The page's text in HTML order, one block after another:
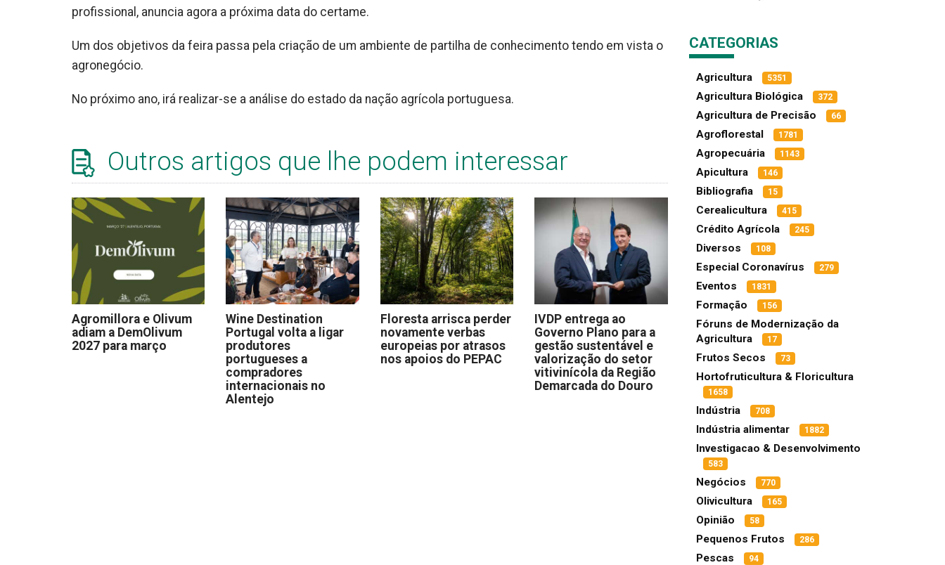
profissional, anuncia agora a próxima data do certame.
Um dos objetivos da feira passa pela criação de um ambiente de partilha de conhecimento tendo em vista o
agronegócio.
No próximo ano, irá realizar-se a análise do estado da nação agrícola portuguesa.
Outros artigos que lhe podem interessar
Agromillora e Olivum
adiam a DemOlivum
2027 para março
Wine Destination
Portugal volta a ligar
produtores
portugueses a
compradores
internacionais no
Alentejo
Floresta arrisca perder
novamente verbas
europeias por atrasos
nos apoios do PEPAC
IVDP entrega ao
Governo Plano para a
gestão sustentável e
valorização do setor
vitivinícola da Região
Demarcada do Douro
CATEGORIAS
Agricultura 5351
Agricultura Biológica 372
Agricultura de Precisão 66
Agroflorestal 1781
Agropecuária 1143
Apicultura 146
Bibliografia 15
Cerealicultura 415
Crédito Agrícola 245
Diversos 108
Especial Coronavírus 279
Eventos 1831
Formação 156
Fóruns de Modernização da
Agricultura
17
Frutos Secos 73
Hortofruticultura & Floricultura
1658
Indústria 708
Indústria alimentar 1882
Investigacao & Desenvolvimento
583
Negócios 770
Olivicultura 165
Opinião 58
Pequenos Frutos 286
Pescas 94